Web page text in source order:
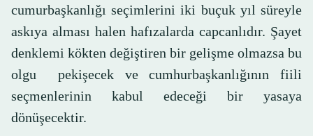
cumurbaşkanlığı seçimlerini iki buçuk yıl süreyle
askıya alması halen hafızalarda capcanlıdır. Şayet
denklemi kökten değiştiren bir gelişme olmazsa bu
olgu pekişecek ve cumhurbaşkanlığının fiili
seçmenlerinin kabul edeceği bir yasaya
dönüşecektir.